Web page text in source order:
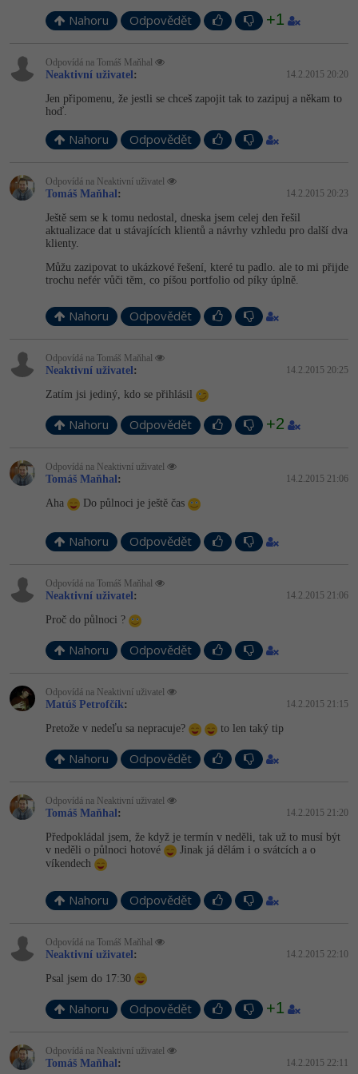
Nahoru Odpovědět +1
Odpovídá na Tomáš Maňhal
Neaktivní uživatel: 14.2.2015 20:20
Jen připomenu, že jestli se chceš zapojit tak to zazipuj a někam to
hoď.
Nahoru Odpovědět
Odpovídá na Neaktivní uživatel
Tomáš Maňhal: 14.2.2015 20:23
Ještě sem se k tomu nedostal, dneska jsem celej den řešil
aktualizace dat u stávajících klientů a návrhy vzhledu pro další dva
klienty.
Můžu zazipovat to ukázkové řešení, které tu padlo. ale to mi přijde
trochu nefér vůči těm, co píšou portfolio od píky úplně.
Nahoru Odpovědět
Odpovídá na Tomáš Maňhal
Neaktivní uživatel: 14.2.2015 20:25
Zatím jsi jediný, kdo se přihlásil
Nahoru Odpovědět +2
Odpovídá na Neaktivní uživatel
Tomáš Maňhal: 14.2.2015 21:06
Aha Do půlnoci je ještě čas
Nahoru Odpovědět
Odpovídá na Tomáš Maňhal
Neaktivní uživatel: 14.2.2015 21:06
Proč do půlnoci ?
Nahoru Odpovědět
Odpovídá na Neaktivní uživatel
Matúš Petrofčík: 14.2.2015 21:15
Pretože v nedeľu sa nepracuje? to len taký tip
Nahoru Odpovědět
Odpovídá na Neaktivní uživatel
Tomáš Maňhal: 14.2.2015 21:20
Předpokládal jsem, že když je termín v neděli, tak už to musí být
v neděli o půlnoci hotové
Jinak já dělám i o svátcích a o
víkendech
Nahoru Odpovědět
Odpovídá na Tomáš Maňhal
Neaktivní uživatel: 14.2.2015 22:10
Psal jsem do 17:30
Nahoru Odpovědět +1
Odpovídá na Neaktivní uživatel
Tomáš Maňhal: 14.2.2015 22:11